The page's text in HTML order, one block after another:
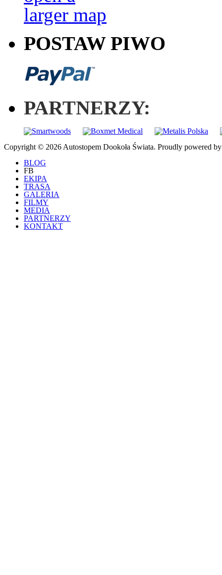
POSTAW PIWO
PARTNERZY:
Copyright © 2026 Autostopem Dookoła Świata. Proudly powered
BLOG
FB
EKIPA
TRASA
GALERIA
FILMY
MEDIA
PARTNERZY
KONTAKT